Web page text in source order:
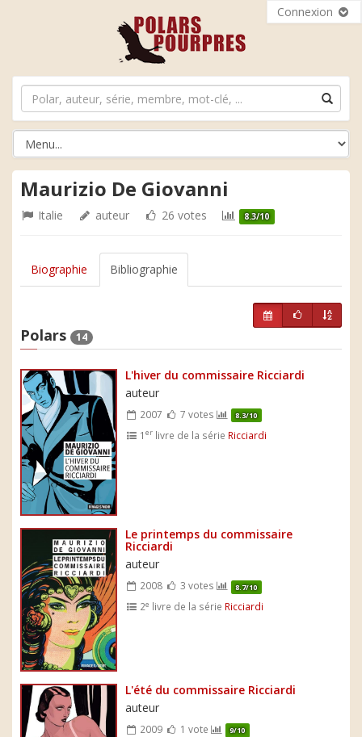
Connexion
Maurizio De Giovanni
Italie auteur 26 votes 8.3/10
Biographie Bibliographie
Polars 14
L'hiver du commissaire Ricciardi
auteur
2007 7 votes 8.3/10
1er livre de la série Ricciardi
Le printemps du commissaire
Ricciardi
auteur
2008 3 votes 8.7/10
2e livre de la série Ricciardi
L'été du commissaire Ricciardi
auteur
2009 1 vote 9/10